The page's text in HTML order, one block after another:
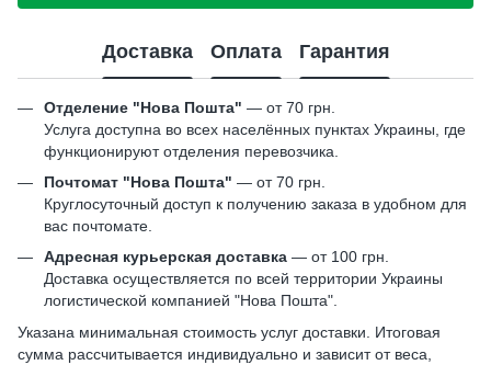
Доставка Оплата Гарантия
Отделение "Нова Пошта" — от 70 грн.
Услуга доступна во всех населённых пунктах Украины, где
функционируют отделения перевозчика.
Почтомат "Нова Пошта" — от 70 грн.
Круглосуточный доступ к получению заказа в удобном для
вас почтомате.
Адресная курьерская доставка — от 100 грн.
Доставка осуществляется по всей территории Украины
логистической компанией "Нова Пошта".
Указана минимальная стоимость услуг доставки. Итоговая
сумма рассчитывается индивидуально и зависит от веса,